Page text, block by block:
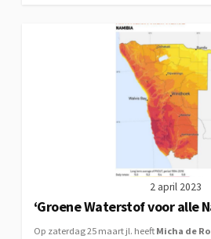
2 april 2023
‘Groene Waterstof voor alle
Op zaterdag 25 maart jl. heeft Micha de